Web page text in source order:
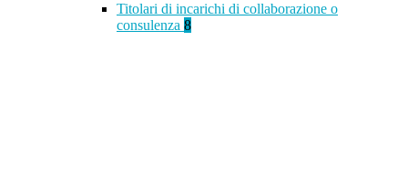
Titolari di incarichi di collaborazione o
consulenza 8